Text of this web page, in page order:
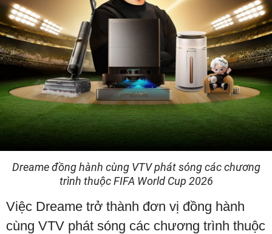
Dreame đồng hành cùng VTV phát sóng các chương
trình thuộc FIFA World Cup 2026
Việc Dreame trở thành đơn vị đồng hành
cùng VTV phát sóng các chương trình thuộc